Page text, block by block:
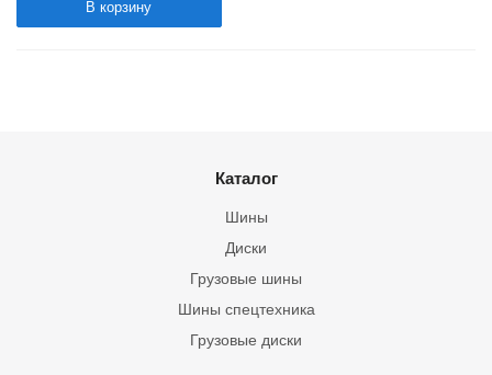
В корзину
Каталог
Шины
Грузовые шины
Шины спецтехника
Диски
Грузовые диски